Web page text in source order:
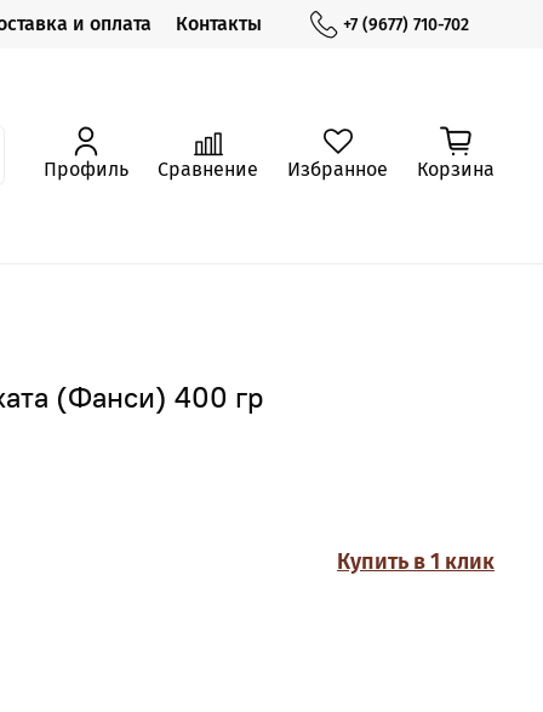
и оплата Контакты +7 (9677) 710-702
Профиль Сравнение Избранное Корзина
(Фанси) 400 гр
Купить в 1 клик